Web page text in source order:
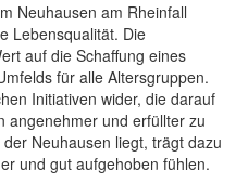
Neuhausen am Rheinfall
Lebensqualität. Die
auf die Schaffung eines
für alle Altersgruppen.
Initiativen wider, die darauf
angenehmer und erfüllter zu
Neuhausen liegt, trägt dazu
und gut aufgehoben fühlen.